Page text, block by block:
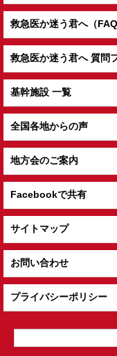
救急医か迷う君へ（FAQ
救急医か迷う君へ 質問
基幹施設 一覧
全国各地からの声
地方会のご案内
Facebookで共有
サイトマップ
お問い合わせ
プライバシーポリシー